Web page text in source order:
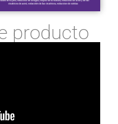
producto